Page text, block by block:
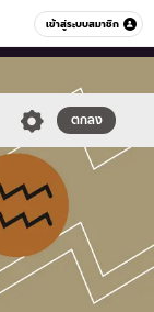
เข้าสู่ระบบสมาชิก
หมวดอื่นๆ
ตกลง